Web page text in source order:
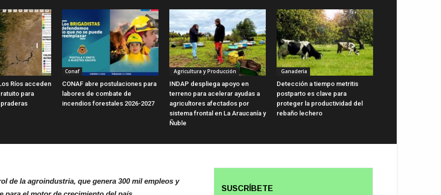
Ríos acceden
para
Conaf
CONAF abre postulaciones para
labores de combate de
incendios forestales 2026-2027
Agricultura y Producción
INDAP despliega apoyo en
terreno para acelerar ayudas a
agricultores afectados por
sistema frontal en La Araucanía y
Ñuble
Ganadería
Detección a tiempo metritis
postparto es clave para
proteger la productividad del
rebaño lechero
de la agroindustria, que genera 300 mil empleos y
SUSCRÍBETE